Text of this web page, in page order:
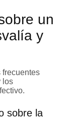
un
y
frecuentes
los
sobre la